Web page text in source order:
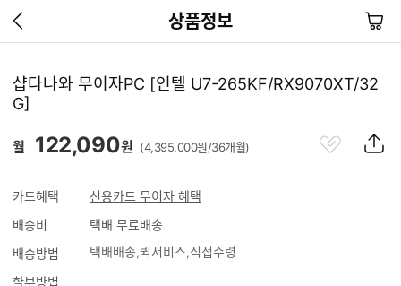
상품정보
이
지
가
장
바
샵다나와 무이자PC [인텔 U7-265KF/RX9070XT/32
G]
월 122,090원 (4,395,000원/36개월)
카드혜택
신용카드 무이자 혜택
배송비
택배 무료배송
배송방법
택배배송 퀵서비스 직접수령
할부방법